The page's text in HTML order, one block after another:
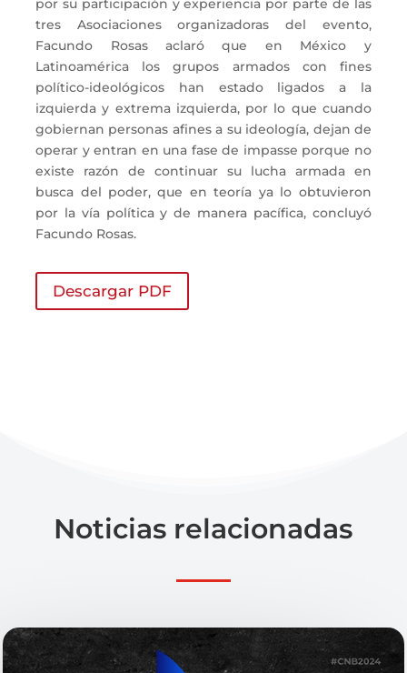
por su participación y experiencia por parte de las
tres Asociaciones organizadoras del evento,
Facundo Rosas aclaró que en México y
Latinoamérica los grupos armados con fines
político-ideológicos han estado ligados a la
izquierda y extrema izquierda, por lo que cuando
gobiernan personas afines a su ideología, dejan de
operar y entran en una fase de impasse porque no
existe razón de continuar su lucha armada en
busca del poder, que en teoría ya lo obtuvieron
por la vía política y de manera pacífica, concluyó
Facundo Rosas.
Descargar PDF
Noticias relacionadas